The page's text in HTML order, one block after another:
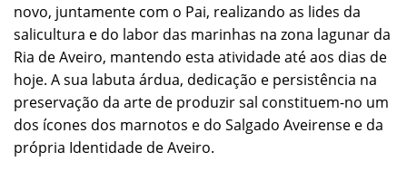
novo, juntamente com o Pai, realizando as lides da
salicultura e do labor das marinhas na zona lagunar da
Ria de Aveiro, mantendo esta atividade até aos dias de
hoje. A sua labuta árdua, dedicação e persistência na
preservação da arte de produzir sal constituem-no um
dos ícones dos marnotos e do Salgado Aveirense e da
própria Identidade de Aveiro.